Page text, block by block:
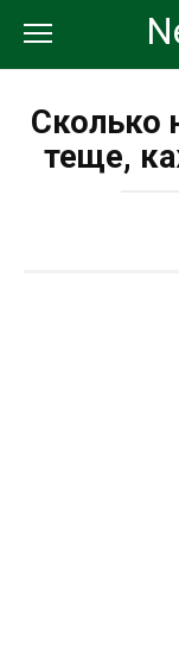
контенту
Сколько
теще,